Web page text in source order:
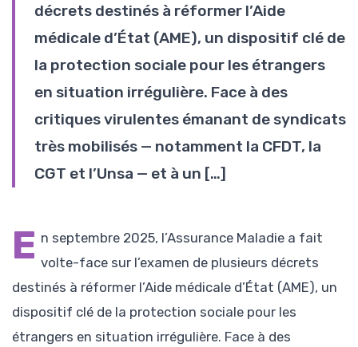
décrets destinés à réformer l’Aide
médicale d’État (AME), un dispositif clé de
la protection sociale pour les étrangers
en situation irrégulière. Face à des
critiques virulentes émanant de syndicats
très mobilisés — notamment la CFDT, la
CGT et l’Unsa — et à un […]
E n septembre 2025, l’Assurance Maladie a fait
volte-face sur l’examen de plusieurs décrets
destinés à réformer l’Aide médicale d’État (AME), un
dispositif clé de la protection sociale pour les
étrangers en situation irrégulière. Face à des